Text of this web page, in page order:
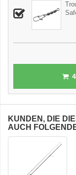
4
KUNDEN, DIE
AUCH